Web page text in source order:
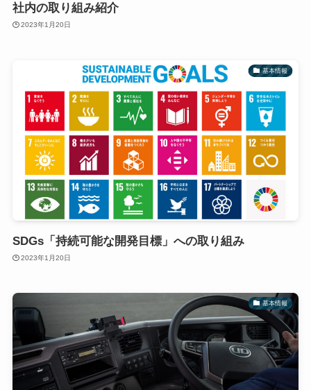
社内の取り組み紹介
2023年1月20日
基本情報
SDGs「持続可能な開発目標」への取り組み
2023年1月20日
基本情報